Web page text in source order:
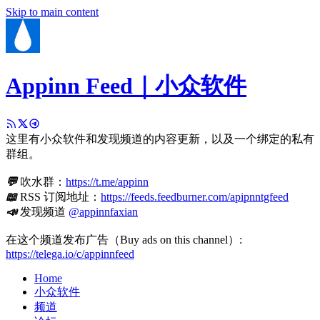
Skip to main content
Appinn Feed｜小众软件
这里有小众软件和发现频道的内容更新，以及一个绑定的私有
群组。
💬吹水群： https://t.me/appinn
📖RSS 订阅地址： https://feeds.feedburner.com/apipnntgfeed
📣发现频道 @appinnfaxian
在这个频道发布广告（Buy ads on this channel）:
https://telega.io/c/appinnfeed
Home
小众软件
频道